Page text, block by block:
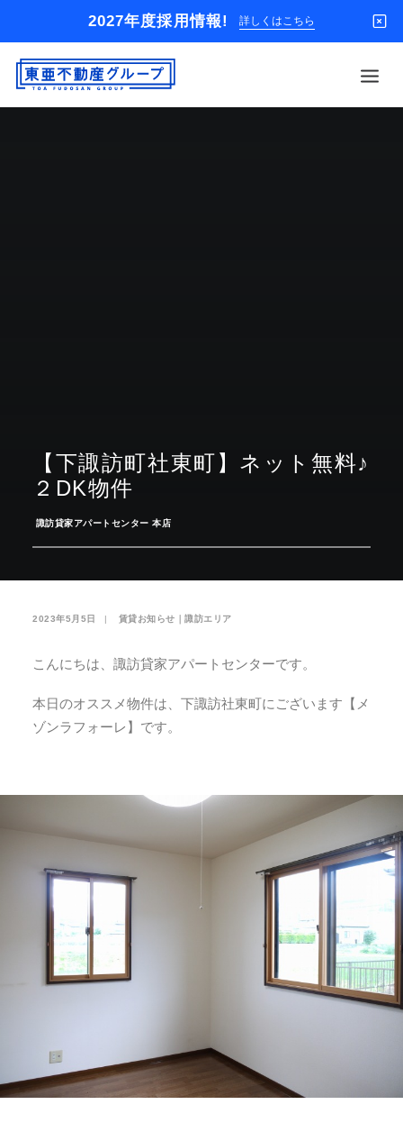
2027年度採用情報! 詳しくはこちら
【下諏訪町社東町】ネット無料♪
２DK物件
諏訪貸家アパートセンター 本店
2023年5月5日 | 賃貸お知らせ｜諏訪エリア
こんにちは、諏訪貸家アパートセンターです。
本日のオススメ物件は、下諏訪社東町にございます【メ
ゾンラフォーレ】です。